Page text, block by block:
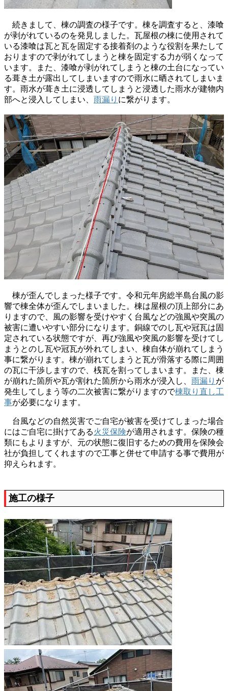
続きまして、棟の調査の様子です。棟を調査すると、漆喰
が剥がれているのを発見しました。瓦屋根の棟に使用されて
いる漆喰は瓦と瓦を固定する接着剤のような役割を果たして
おりますので剥がれてしまうと棟を固定する力が弱くなって
います。また、漆喰が剥がれてしまうと棟の土台になってい
る葺き土が露出してしまいますので雨水に晒されてしまいま
す。雨水が葺き土に浸透してしまうと浸透した雨水が建物内
部へと浸入してしまい、 雨漏り に繋がります。
棟が歪んでしまった様子です。令和元年房総半島台風の影
響で棟全体が歪んでしまいました。棟は屋根の頂上部分にあ
りますので、風の影響を受けやすく台風などの強風や突風の
被害に遭いやすい部分になります。銅線でのし瓦や冠瓦は固
定されている状態ですが、再び強風や突風の影響を受けてし
まうとのし瓦や冠瓦が外れてしまい、棟自体が崩れてしまう
事に繋がります。棟が崩れてしまうと瓦が滑落する際に周囲
の瓦に干渉しますので、桟瓦を割ってしまいます。また、棟
が崩れた箇所や瓦が割れた箇所から雨水が浸入し、 雨漏り が
発生してしまう等の二次被害に繋がりますので棟取り直し工
事が必要になります。
台風などの自然災害でご自宅が被害を受けてしまった場合
にはご自宅に掛けてある火災保険が適用されます。保険の種
類にもよりますが、元の状態に復旧するための費用を保険会
社が負担してくれますので工事と併せて申請する事で費用が
抑えられます。
施工の様子